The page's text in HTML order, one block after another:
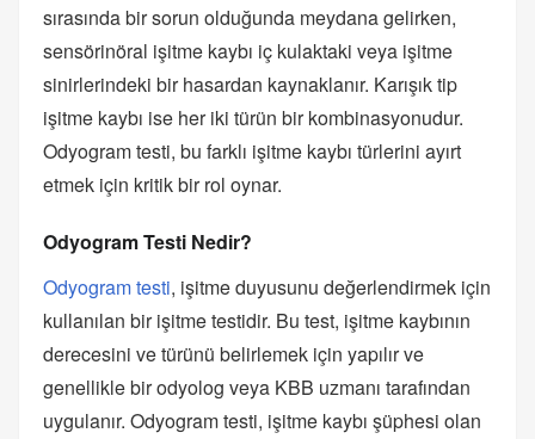
sırasında bir sorun olduğunda meydana gelirken,
sensörinöral işitme kaybı iç kulaktaki veya işitme
sinirlerindeki bir hasardan kaynaklanır. Karışık tip
işitme kaybı ise her iki türün bir kombinasyonudur.
Odyogram testi, bu farklı işitme kaybı türlerini ayırt
etmek için kritik bir rol oynar.
Odyogram Testi Nedir?
Odyogram testi, işitme duyusunu değerlendirmek için
kullanılan bir işitme testidir. Bu test, işitme kaybının
derecesini ve türünü belirlemek için yapılır ve
genellikle bir odyolog veya KBB uzmanı tarafından
uygulanır. Odyogram testi, işitme kaybı şüphesi olan